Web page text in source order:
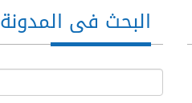
البحث فى المدونة